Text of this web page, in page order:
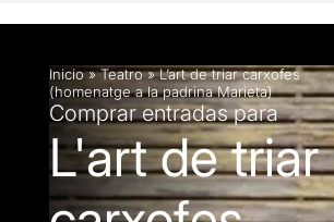
Inicio»Teatro»L’art de triar carxofes
(homenatge a la padrina Marieta)
Comprar entradas para
L'art de triar